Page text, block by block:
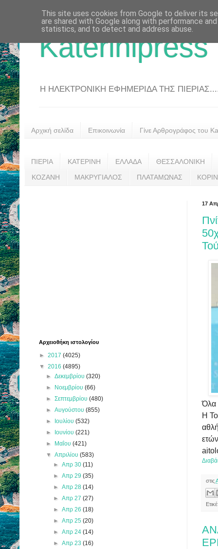
Katerinipress
Η ΗΛΕΚΤΡΟΝΙΚΗ ΕΦΗΜΕΡΙΔΑ ΤΗΣ
Αρχική σελίδα Επικοινωνία Γίνε Αρθρογράφος του
ΠΙΕΡΙΑ ΚΑΤΕΡΙΝΗ ΕΛΛΑΔΑ ΘΕΣΣΑΛΟΝΙΚΗ
ΚΟΖΑΝΗ ΜΑΚΡΥΓΙΑΛΟΣ ΠΛΑΤΑΜΩΝΑΣ
17
Όλα
Η
στις
Αρχειοθήκη ιστολογίου
► 2017 (4025)
▼ 2016 (4895)
►Δεκεμβρίου(320)
► Νοεμβρίου(66)
►Σεπτεμβρίου(480)
►Αυγούστου(855)
► Ιουλίου(532)
► Ιουνίου(221)
► Μαΐου(421)
▼Απριλίου(583)
► Απρ 30 (11)
► Απρ 29 (35)
► Απρ 28 (14)
► Απρ 27 (27)
► Απρ 26 (18)
► Απρ 25 (20)
► Απρ 24 (14)
► Απρ 23 (16)
This site uses cookies from Google to deliver its
are shared with Google along with performance
statistics, and to detect and address abuse.